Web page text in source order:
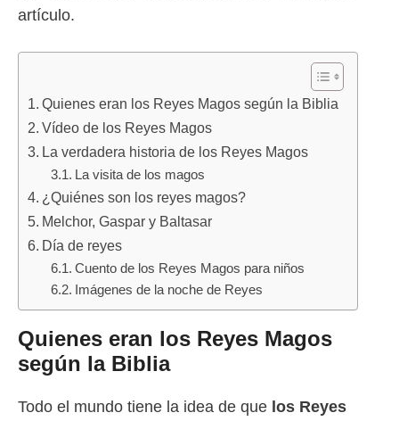
artículo.
Quienes eran los Reyes Magos según la Biblia
Vídeo de los Reyes Magos
La verdadera historia de los Reyes Magos
La visita de los magos
¿Quiénes son los reyes magos?
Melchor, Gaspar y Baltasar
Día de reyes
Cuento de los Reyes Magos para niños
Imágenes de la noche de Reyes
Quienes eran los Reyes Magos
según la Biblia
Todo el mundo tiene la idea de que los Reyes